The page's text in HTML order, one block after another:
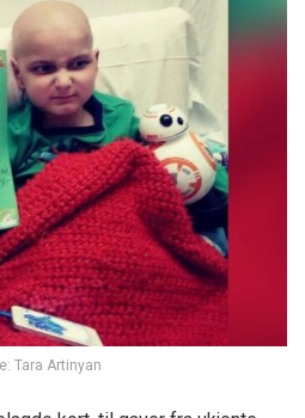
Tara Artinyan